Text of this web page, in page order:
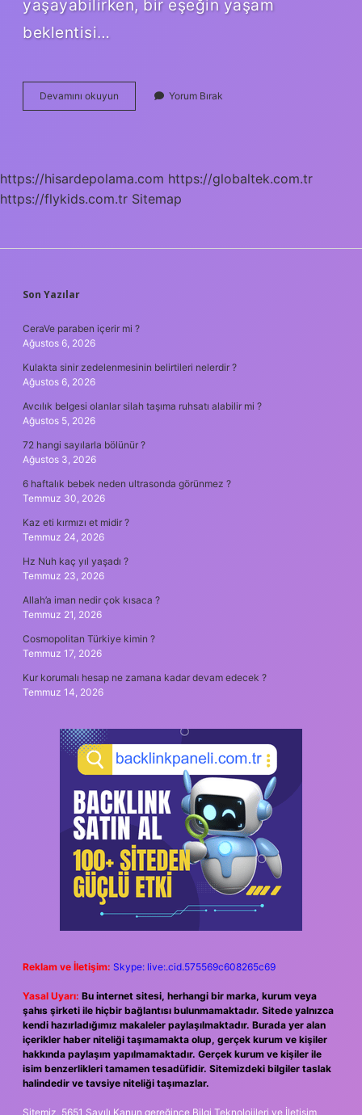
yaşayabilirken, bir eşeğin yaşam
beklentisi…
Devamını okuyun
Neden
Yorum Bırak
https://hisardepolama.com https://globaltek.com.tr
https://flykids.com.tr Sitemap
SIDEBAR
Son Yazılar
CeraVe paraben içerir mi ?
Ağustos 6, 2026
Kulakta sinir zedelenmesinin belirtileri nelerdir ?
Ağustos 6, 2026
Avcılık belgesi olanlar silah taşıma ruhsatı alabilir mi ?
Ağustos 5, 2026
72 hangi sayılarla bölünür ?
Ağustos 3, 2026
6 haftalık bebek neden ultrasonda görünmez ?
Temmuz 30, 2026
Kaz eti kırmızı et midir ?
Temmuz 24, 2026
Hz Nuh kaç yıl yaşadı ?
Temmuz 23, 2026
Allah’a iman nedir çok kısaca ?
Temmuz 21, 2026
Cosmopolitan Türkiye kimin ?
Temmuz 17, 2026
Kur korumalı hesap ne zamana kadar devam edecek ?
Temmuz 14, 2026
Reklam ve İletişim: Skype: live:.cid.575569c608265c69
Yasal Uyarı: Bu internet sitesi, herhangi bir marka, kurum veya
şahıs şirketi ile hiçbir bağlantısı bulunmamaktadır. Sitede yalnızca
kendi hazırladığımız makaleler paylaşılmaktadır. Burada yer alan
içerikler haber niteliği taşımamakta olup, gerçek kurum ve kişiler
hakkında paylaşım yapılmamaktadır. Gerçek kurum ve kişiler ile
isim benzerlikleri tamamen tesadüfidir. Sitemizdeki bilgiler taslak
halindedir ve tavsiye niteliği taşımazlar.
Sitemiz, 5651 Sayılı Kanun gereğince Bilgi Teknolojileri ve İletişim